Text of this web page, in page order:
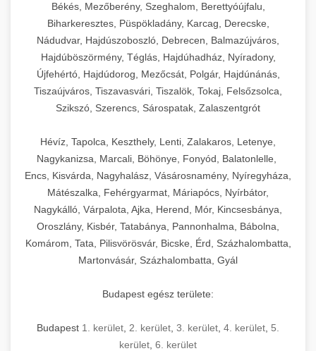
Ipari mosogatógépek teljes kínálata -
chef-iparikonyhagepek.hu
kereskedelmi mosogatógép és tisztítóberendezések
Biztonságos kezelést biztosító védőburkolatok
és kapcsolók védelmet nyújtanak a kezelők
számára.
Sajtreszelő gépek szakmai választéka -
chef-iparikonyhagepek.hu
kereskedelmi sajtreszelő és aprítógépek
feldolgozógépeken (szeletelők, aprítók,
mixerek) át egészen a hűtő- és fagyasztó
berendezésekig, mosogatógépekig és
kiegészítő eszközökig mindent egy helyen
megtalál. Szakértő tanácsadóink segítenek a
megfelelő berendezések kiválasztásában, a
konyha optimális elrendezésének
üzembe helyezés koordinálásában. Hosszú távú
garancia, gyors szerviz és folyamatos műszaki
támogatás biztosítja az Ön nyugalmát és
vállalkozása zavartalan működését.
Nagykonyhai berendezések komplett
választéka - chef-iparikonyhagepek.hu
felszerelések
Békés, Mezőberény, Szeghalom, Berettyóújfalu,
Biharkeresztes, Püspökladány, Karcag, Derecske,
Nádudvar, Hajdúszoboszló, Debrecen, Balmazújváros,
Hajdúböszörmény, Téglás, Hajdúhadház, Nyíradony,
Újfehértó, Hajdúdorog, Mezőcsát, Polgár, Hajdúnánás,
Tiszaújváros, Tiszavasvári, Tiszalök, Tokaj, Felsőzsolca,
Szikszó, Szerencs, Sárospatak, Zalaszentgrót
Hévíz, Tapolca, Keszthely, Lenti, Zalakaros, Letenye,
Nagykanizsa, Marcali, Böhönye, Fonyód, Balatonlelle,
Encs, Kisvárda, Nagyhalász, Vásárosnamény, Nyíregyháza,
Mátészalka, Fehérgyarmat, Máriapócs, Nyírbátor,
Nagykálló, Várpalota, Ajka, Herend, Mór, Kincsesbánya,
Oroszlány, Kisbér, Tatabánya, Pannonhalma, Bábolna,
Komárom, Tata, Pilisvörösvár, Bicske, Érd, Százhalombatta,
Martonvásár, Százhalombatta, Gyál
Budapest egész területe:
Budapest 1. kerület 2. kerület 3. kerület 4. kerület 5.
kerület 6. kerület